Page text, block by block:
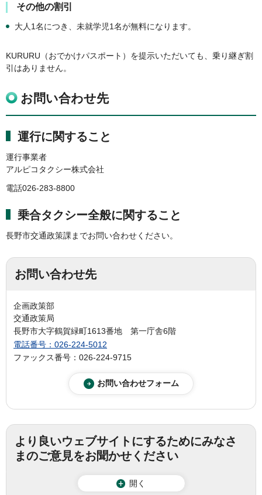
その他の割引
大人1名につき、未就学児1名が無料になります。
KURURU（おでかけパスポート）を提示いただいても、乗り継ぎ割
引はありません。
お問い合わせ先
運行に関すること
運行事業者
アルピコタクシー株式会社
電話026-283-8800
乗合タクシー全般に関すること
長野市交通政策課までお問い合わせください。
お問い合わせ先
企画政策部
交通政策局
長野市大字鶴賀緑町1613番地 第一庁舎6階
電話番号：026-224-5012
ファックス番号：026-224-9715
より良いウェブサイトにするためにみなさ
まのご意見をお聞かせください
開く